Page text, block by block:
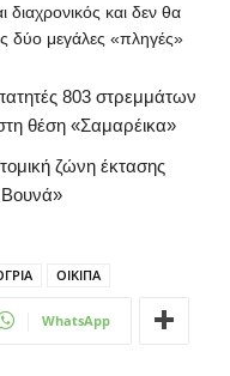
και δεν θα
δύο μεγάλες «πληγές»
803 στρεμμάτων
θέση «Σαμαρέικα»
ζώνη έκτασης
ΟΙΚΙΠΑ
WhatsApp